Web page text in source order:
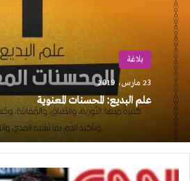
بلاغة
23 مارس، 2019
علم البديع: المحسنات المعنوية
أخبار